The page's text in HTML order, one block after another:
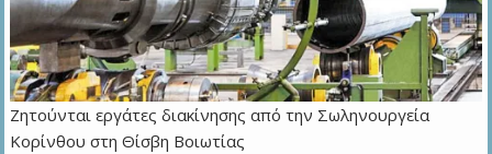
Ζητούνται εργάτες διακίνησης από την Σωληνουργεία
Κορίνθου στη Θίσβη Βοιωτίας